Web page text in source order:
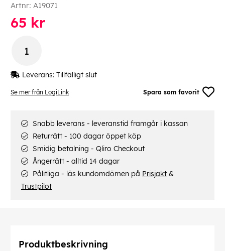
Se mer från LogiLink Spara som favorit
Artnr: A19071
65 kr
Leverans: Tillfälligt slut
Snabb leverans - leveranstid framgår i kassan
Returrätt - 100 dagar öppet köp
Smidig betalning - Qliro Checkout
Ångerrätt - alltid 14 dagar
Pålitliga - läs kundomdömen på Prisjakt &
Trustpilot
Produktbeskrivning